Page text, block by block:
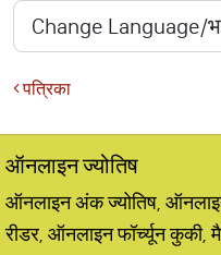
पत्रिका
ऑनलाइन ज्योतिष
ऑनलाइन अंक ज्योतिष,
रीडर, ऑनलाइन फॉर्च्यून कुकी,